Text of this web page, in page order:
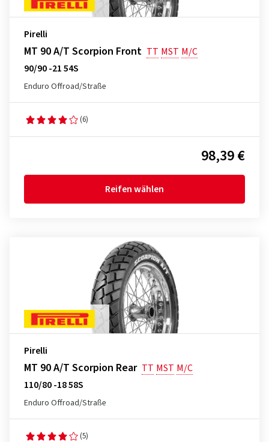
Pirelli
MT 90 A/T Scorpion Front TT MST M/C
90/90 -21 54S
Enduro Offroad/Straße
(6)
98,39 €
Reifen wählen
Pirelli
MT 90 A/T Scorpion Rear TT MST M/C
110/80 -18 58S
Enduro Offroad/Straße
(5)